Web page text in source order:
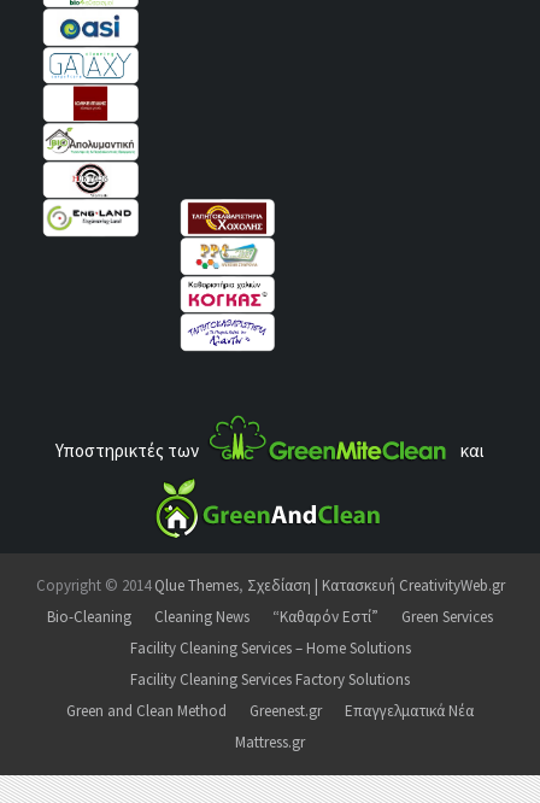
Υποστηρικτές των και
Copyright © 2014Qlue Themes, Σχεδίαση | Κατασκευή CreativityWeb.gr
Bio-Cleaning
Cleaning News “Καθαρόν Εστί”
Green Services
Facility Cleaning Services – Home Solutions
Facility Cleaning Services Factory Solutions
Green and Clean Method
Greenest.gr
Επαγγελματικά Νέα
Mattress.gr